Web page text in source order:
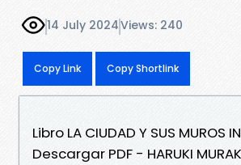
14 July 2024Views: 240
Copy Link Copy Shortlink
Libro LA CIUDAD Y SUS MUROS
Descargar PDF - HARUKI